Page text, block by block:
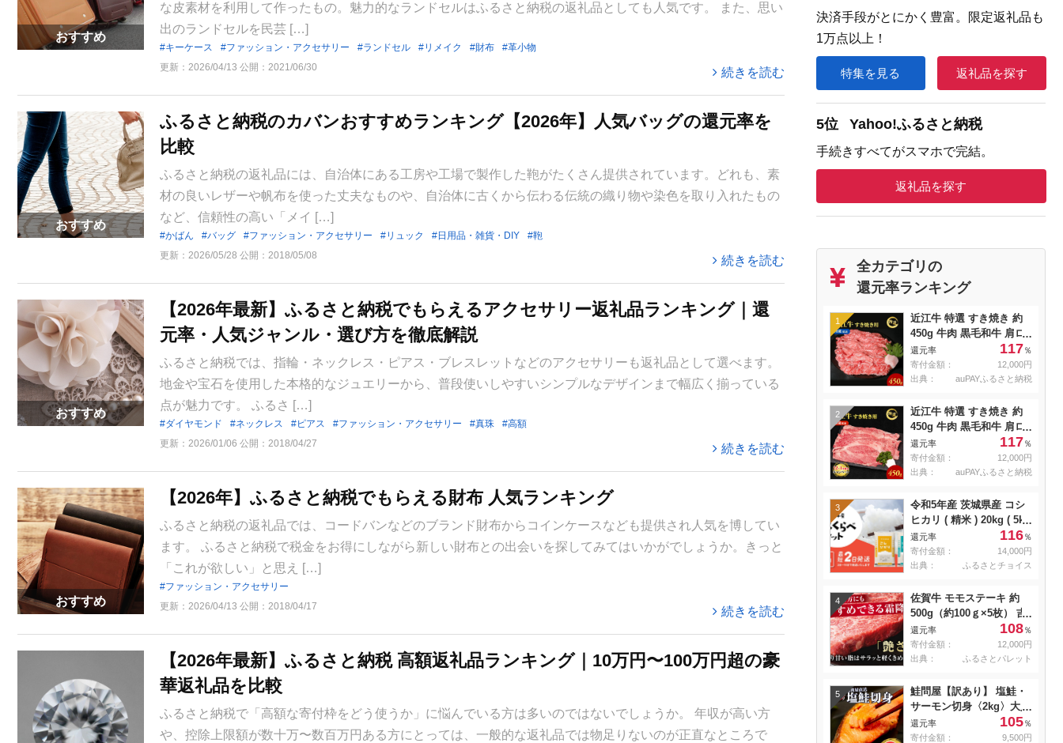
な皮素材を利用して作ったもの。魅力的なランドセルはふるさと納税の返礼品としても人気です。 また、思い
出のランドセルを民芸 […]
キーケース ファッション・アクセサリー ランドセル リメイク 財布
革小物
更新： 2026/04/13 公開： 2021/06/30 続きを読む
おすすめ
ふるさと納税のカバンおすすめランキング【2026年】人気バッグの還元率を
比較
ふるさと納税の返礼品には、自治体にある工房や工場で製作した鞄がたくさん提供されています。どれも、素
材の良いレザーや帆布を使った丈夫なものや、自治体に古くから伝わる伝統の織り物や染色を取り入れたもの
など、信頼性の高い「メイ […]
かばん バッグ ファッション・アクセサリー リュック 日用品・雑貨・DIY
鞄
更新： 2026/05/28 公開： 2018/05/08 続きを読む
おすすめ
【2026年最新】ふるさと納税でもらえるアクセサリー返礼品ランキング｜還
元率・人気ジャンル・選び方を徹底解説
ふるさと納税では、指輪・ネックレス・ピアス・ブレスレットなどのアクセサリーも返礼品として選べます。
地金や宝石を使用した本格的なジュエリーから、普段使いしやすいシンプルなデザインまで幅広く揃っている
点が魅力です。 ふるさ […]
ダイヤモンド ネックレス ピアス ファッション・アクセサリー 真珠
高額
更新： 2026/01/06 公開： 2018/04/27 続きを読む
おすすめ
【2026年】ふるさと納税でもらえる財布 人気ランキング
ふるさと納税の返礼品では、コードバンなどのブランド財布からコインケースなども提供され人気を博してい
ます。 ふるさと納税で税金をお得にしながら新しい財布との出会いを探してみてはいかがでしょうか。きっと
「これが欲しい」と思え […]
ファッション・アクセサリー
更新： 2026/04/13 公開： 2018/04/17 続きを読む
おすすめ
【2026年最新】ふるさと納税 高額返礼品ランキング｜10万円〜100万円超の豪
華返礼品を比較
ふるさと納税で「高額な寄付枠をどう使うか」に悩んでいる方は多いのではないでしょうか。 年収が高い方
や、控除上限額が数十万〜数百万円ある方にとっては、一般的な返礼品では物足りないのが正直なところで
決済手段がとにかく豊富。限定返礼品も
1万点以上！
特集を見る 返礼品を探す
5位 Yahoo!ふるさと納税
手続きすべてがスマホで完結。
返礼品を探す
全カテゴリの
還元率ランキング
1
近江牛 特選 すき焼き 約
450g 牛肉 黒毛和牛 肩ロ
ース モモ すきやき すき
焼き肉 すき焼き用 肉 お
肉 牛 和牛 納期 最長3カ月
還元率 117％
寄付金額：
12,000円
出典：
auPAYふるさと納税
2
近江牛 特選 すき焼き 約
450g 牛肉 黒毛和牛 肩ロ
ース モモ すきやき すき
焼き肉 すき焼き用 肉 お
肉 牛 和牛 納期 最長3カ月
還元率 117％
寄付金額：
12,000円
出典：
auPAYふるさと納税
3
令和5年産 茨城県産 コシ
ヒカリ ( 精米 ) 20kg ( 5kg
× 4袋 )
還元率 116％
寄付金額：
14,000円
出典：
ふるさとチョイス
4
佐賀牛 モモステーキ 約
500g（約100ｇ×5枚） 吉
野ヶ里町 [FDB057]
還元率 108％
寄付金額：
12,000円
出典：
ふるさとパレット
5
鮭問屋【訳あり】 塩鮭・
サーモン切身〈2kg〉大人
気 鮭 切り身 家計応援 不
揃い 鮭問屋直送
還元率 105％
寄付金額：
9,500円